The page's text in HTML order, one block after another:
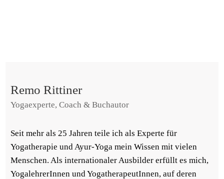
Remo Rittiner
Yogaexperte, Coach & Buchautor
Seit mehr als 25 Jahren teile ich als Experte für
Yogatherapie und Ayur-Yoga mein Wissen mit vielen
Menschen. Als internationaler Ausbilder erfüllt es mich,
YogalehrerInnen und YogatherapeutInnen, auf deren